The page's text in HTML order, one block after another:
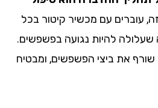
עוברים עם מכשיר קיטור בכל
להיות נגועה בפשפשים.
את ביצי הפשפשים, ומבטיח